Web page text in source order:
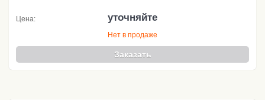
Цена: уточняйте
Нет в продаже
Заказать